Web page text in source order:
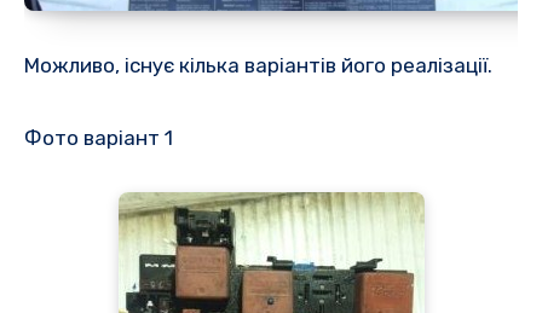
Можливо, існує кілька варіантів його реалізації.
Фото варіант 1